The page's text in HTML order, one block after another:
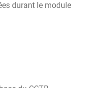
durant le module